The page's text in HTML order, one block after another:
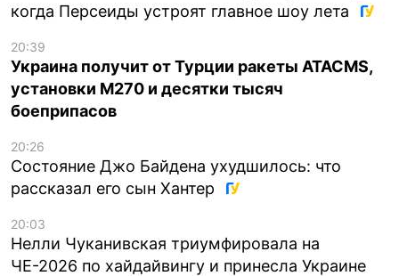
когда Персеиды устроят главное шоу лета
20:39
Украина получит от Турции ракеты ATACMS,
установки M270 и десятки тысяч
боеприпасов
20:26
Состояние Джо Байдена ухудшилось: что
рассказал его сын Хантер
20:03
Нелли Чуканивская триумфировала на
ЧЕ-2026 по хайдайвингу и принесла Украине